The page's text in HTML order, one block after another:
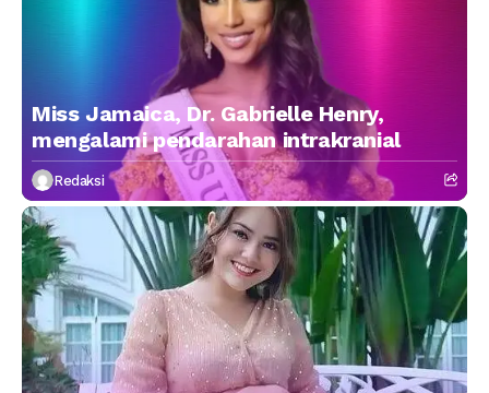
Miss Jamaica, Dr. Gabrielle Henry,
mengalami pendarahan intrakranial
Redaksi